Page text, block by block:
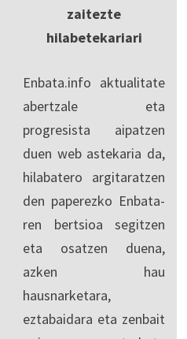
zaitezte
hilabetekariari
Enbata.info aktualitate
abertzale eta
progresista aipatzen
duen web astekaria da,
hilabatero argitaratzen
den paperezko Enbata-
ren bertsioa segitzen
eta osatzen duena,
azken hau
hausnarketara,
eztabaidara eta zenbait